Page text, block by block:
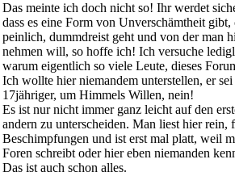
Das meinte ich doch nicht so! Ihr werdet
dass es eine Form von Unverschämtheit
peinlich, dummdreist geht und von der man
nehmen will, so hoffe ich! Ich versuche
warum eigentlich so viele Leute, dieses
Ich wollte hier niemandem unterstellen, er
17jähriger, um Himmels Willen, nein!
Es ist nur nicht immer ganz leicht auf den
andern zu unterscheiden. Man liest hier rein,
Beschimpfungen und ist erst mal platt, weil
Foren schreibt oder hier eben niemanden
Das ist auch schon alles.